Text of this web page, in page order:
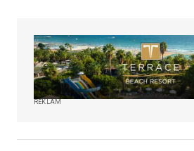
REKLAM